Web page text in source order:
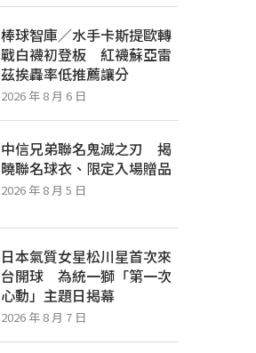
棒球智庫／水手卡斯提歐轉
戰白襪初登板 紅襪蘇亞雷
茲挨轟率低推薦讓分
2026 年 8 月 6 日
中信兄弟聯名鬼滅之刃 揭
曉聯名球衣、限定入場贈品
2026 年 8 月 5 日
日本氣質女星松川星首次來
台開球 為統一獅「第一次
心動」主題日揭幕
2026 年 8 月 7 日